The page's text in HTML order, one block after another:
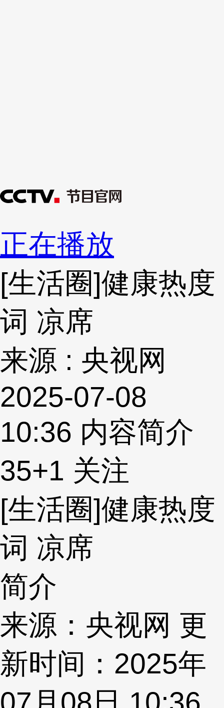
正在播放
[生活圈]健康热度
词 凉席
来源 : 央视网
2025-07-08
10:36 内容简介
35+1 关注
[生活圈]健康热度
词 凉席
简介
来源：央视网 更
新时间：2025年